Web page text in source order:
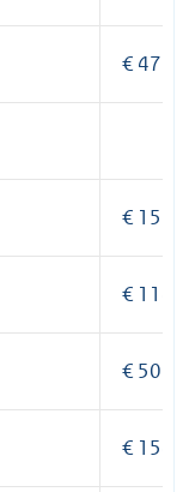
€
€
€
€
€